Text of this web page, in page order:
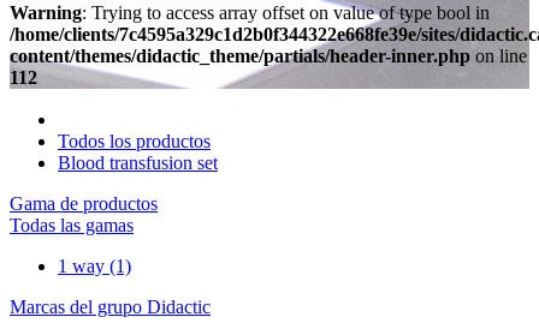
Warning: Trying to access array offset on value of type bool in
/home/clients/7c4595a329c1d2b0f344322e668fe39e/sites/
content/themes/didactic_theme/partials/header-inner.php on line
112
Todos los productos
Blood transfusion set
Gama de productos
Todas las gamas
1 way (1)
Marcas del grupo Didactic